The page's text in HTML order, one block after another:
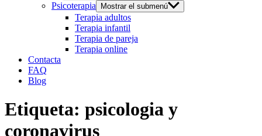
Psicoterapia Mostrar el submenú
Terapia adultos
Terapia infantil
Terapia de pareja
Terapia online
Contacta
FAQ
Blog
Etiqueta: psicologia y
coronavirus